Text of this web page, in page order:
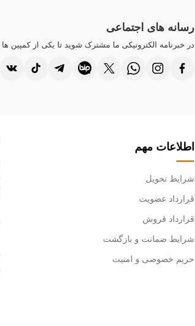
رسانه های اجتماعی
در خبرنامه الکترونیکی ما مشترک شوید تا یکی از کمپین
اطلاعات مهم
شرایط تحویل
قرارداد عضویت
قرارداد فروش
شرایط ضمانت و بازگشت
حریم خصوصی و امنیت